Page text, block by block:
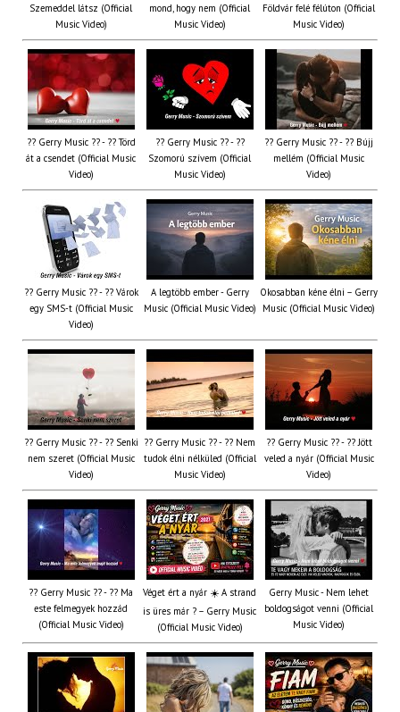
Szemeddel látsz (Official
Music Video)
mond, hogy nem (Official
Music Video)
Földvár felé félúton (Official
Music Video)
?? Gerry Music ?? - ?? Törd
át a csendet (Official Music
Video)
?? Gerry Music ?? - ??
Szomorú szívem (Official
Music Video)
?? Gerry Music ?? - ?? Bújj
mellém (Official Music
Video)
?? Gerry Music ?? - ?? Várok
egy SMS-t (Official Music
Video)
A legtöbb ember - Gerry
Music (Official Music Video)
Okosabban kéne élni – Gerry
Music (Official Music Video)
?? Gerry Music ?? - ?? Senki
nem szeret (Official Music
Video)
?? Gerry Music ?? - ?? Nem
tudok élni nélküled (Official
Music Video)
?? Gerry Music ?? - ?? Jött
veled a nyár (Official Music
Video)
?? Gerry Music ?? - ?? Ma
este felmegyek hozzád
(Official Music Video)
Véget ért a nyár ☀️ A strand
is üres már ? – Gerry Music
(Official Music Video)
Gerry Music - Nem lehet
boldogságot venni (Official
Music Video)